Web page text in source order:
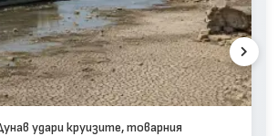
удари круизите, товарния